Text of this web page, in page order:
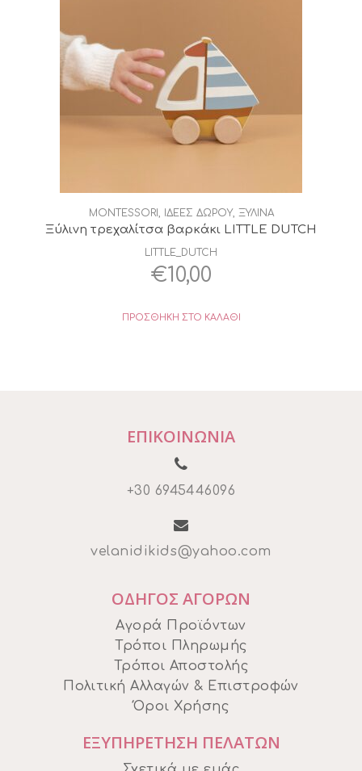
MONTESSORI , ΙΔΕΕΣ ΔΩΡΟΥ, ΞΥΛΙΝΑ
Ξύλινη τρεχαλίτσα βαρκάκι LITTLE DUTCH
LITTLE_DUTCH
€10,00
ΠΡΟΣΘΉΚΗ ΣΤΟ ΚΑΛΆΘΙ
ΕΠΙΚΟΙΝΩΝΙΑ
+30 6945446096
velanidikids@yahoo.com
ΟΔΗΓΟΣ ΑΓΟΡΩΝ
Αγορά Προϊόντων
Τρόποι Πληρωμής
Τρόποι Αποστολής
Πολιτική Αλλαγών & Επιστροφών
Όροι Χρήσης
ΕΞΥΠΗΡΕΤΗΣΗ ΠΕΛΑΤΩΝ